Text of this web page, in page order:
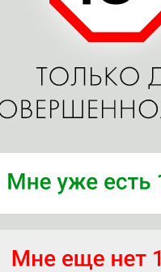
мягкие
к половым
Массаж члена
медленные
с учетом реакции.
мягких вращательных
Важно чередовать силу
Во время сеансов
либо волна. Нежно
поэтому
подход, высокий уровень